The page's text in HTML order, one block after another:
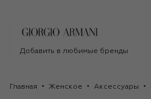
Добавить в любимые бренды
Главная Женское Аксессуары